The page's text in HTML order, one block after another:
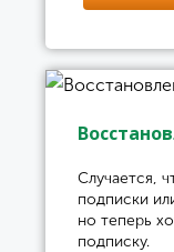
Случается,
подписки
но теперь
подписку.